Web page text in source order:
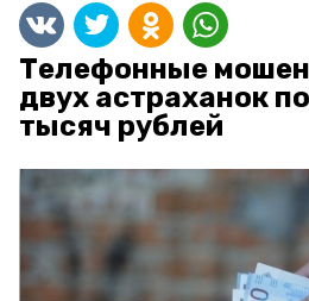
Телефонные
двух астраханок
тысяч рублей